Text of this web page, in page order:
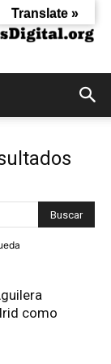
como
Translate »